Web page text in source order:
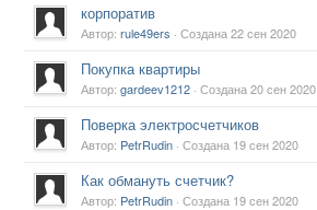
корпоратив
Автор: rule49ers · Создана22 сен 2020
Покупка квартиры
Автор: gardeev1212 · Создана20 сен 2020
Поверка электросчетчиков
Автор: PetrRudin · Создана 19 сен 2020
Как обмануть счетчик?
Автор: PetrRudin · Создана 19 сен 2020